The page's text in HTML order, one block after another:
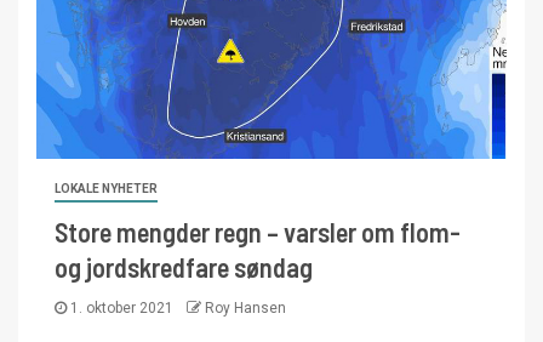
LOKALE NYHETER
Store mengder regn – varsler om flom-
og jordskredfare søndag
1. oktober 2021 Roy Hansen